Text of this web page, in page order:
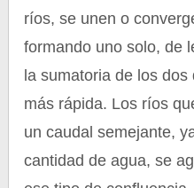
ríos, se unen o
formando uno solo, de
la sumatoria de los
más rápida. Los ríos
un caudal semejante,
cantidad de agua, se